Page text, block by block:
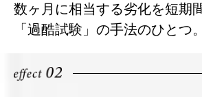
数ヶ月に相当する劣化を短期
「過酷試験」の手法のひとつ。